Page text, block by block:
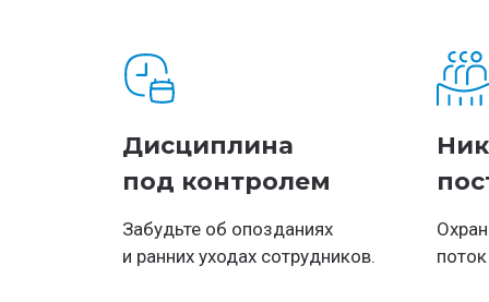
Дисциплина
под контролем
Забудьте об опозданиях
и ранних уходах сотрудников.